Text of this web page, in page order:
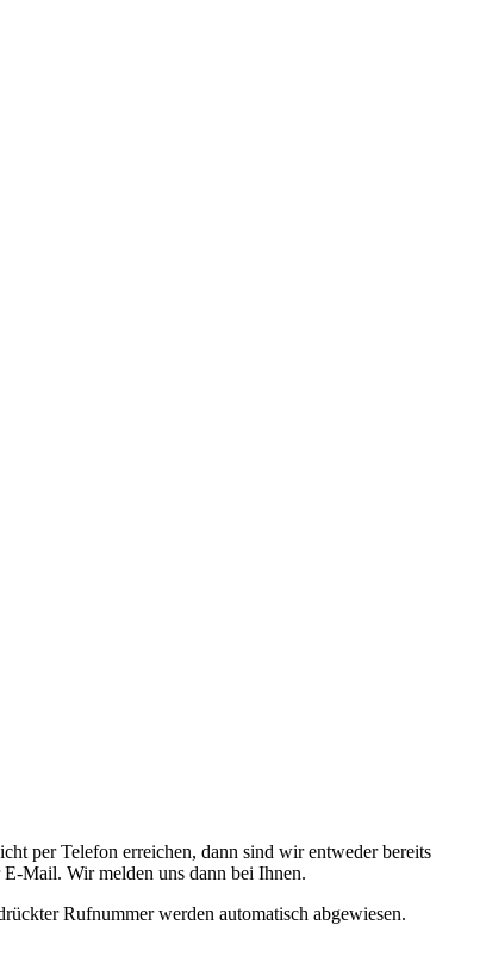
per Telefon erreichen, dann sind wir entweder bereits
Mail. Wir melden uns dann bei Ihnen.
Rufnummer werden automatisch abgewiesen.